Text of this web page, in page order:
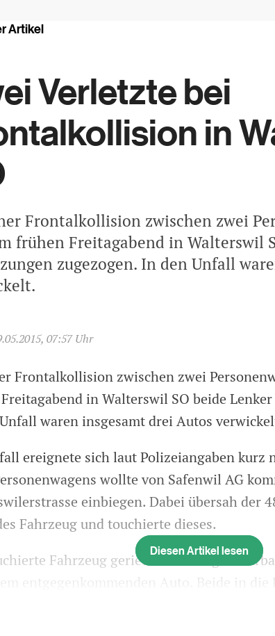
Artikel
Verletzte bei
in
Frontalkollision zwischen zwei
frühen Freitagabend in Walterswil
zugezogen. In den Unfall
07:57 Uhr
Frontalkollision zwischen zwei
in Walterswil SO beide
waren insgesamt drei Autos
ereignete sich laut Polizeiangaben kurz
wollte von Safenwil AG
einbiegen. Dabei übersah der
Fahrzeug und touchierte dieses.
Fahrzeug geriet auf die
Diesen Artikel lesen